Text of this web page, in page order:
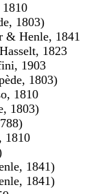
1803)
& Henle, 1841
1823
1903
1803)
1810
1803)
1810
1841)
1841)